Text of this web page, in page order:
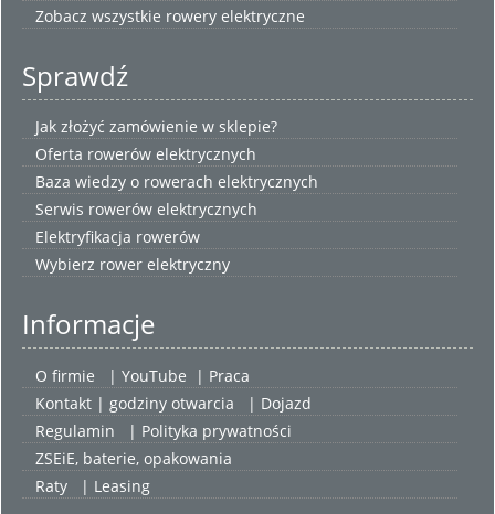
Zobacz wszystkie rowery elektryczne
Sprawdź
Jak złożyć zamówienie w sklepie?
Oferta rowerów elektrycznych
Baza wiedzy o rowerach elektrycznych
Serwis rowerów elektrycznych
Elektryfikacja rowerów
Wybierz rower elektryczny
Informacje
O firmie | YouTube | Praca
Kontakt | godziny otwarcia
| Dojazd
Regulamin
| Polityka prywatności
ZSEiE, baterie, opakowania
Raty
| Leasing